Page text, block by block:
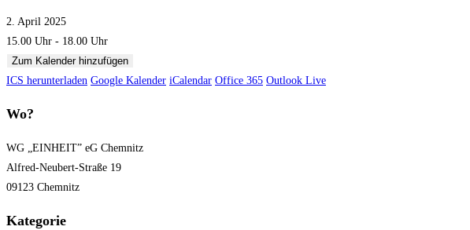
2. April 2025
15.00 Uhr - 18.00 Uhr
Zum Kalender hinzufügen
ICS herunterladen Google Kalender iCalendar Office 365 Outlook Live
Wo?
WG „EINHEIT” eG Chemnitz
Alfred-Neubert-Straße 19
09123 Chemnitz
Kategorie